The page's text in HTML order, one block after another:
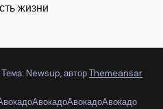
жизни
Тема: Newsup, авторThemeansar
АвокадоАвокадоАвокадо